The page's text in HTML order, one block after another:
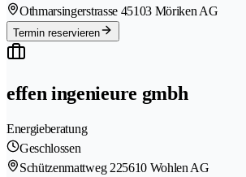
Othmarsingerstrasse 45103 Möriken AG
Termin reservieren
effen ingenieure gmbh
Energieberatung
Geschlossen
Schützenmattweg 225610 Wohlen AG